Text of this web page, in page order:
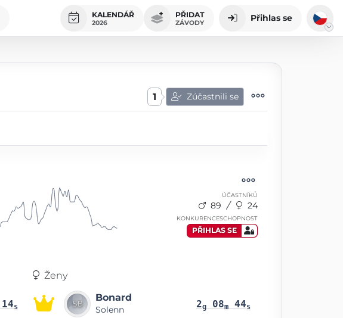
KALENDÁŘ
2026
PŘIDAT
ZÁVODY Přihlas se
1 Zúčastnili se
ÚČASTNÍKŮ
89 24
KONKURENCESCHOPNOST
PŘIHLAS SE
14s
Ženy
Bonard
Solenn 2g 08m 44s